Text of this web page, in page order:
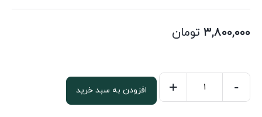
۳,۸۰۰,۰۰۰ تومان
-
+ افزودن به سبد خرید